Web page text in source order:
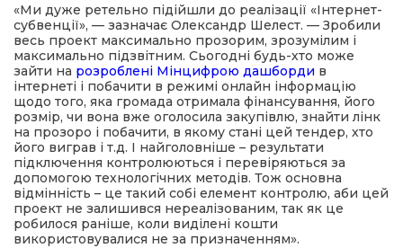
«Ми дуже ретельно підійшли до реалізації «Інтернет-
субвенції», — зазначає Олександр Шелест. — Зробили
весь проект максимально прозорим, зрозумілим і
максимально підзвітним. Сьогодні будь-хто може
зайти на розроблені Мінцифрою дашборди в
інтернеті і побачити в режимі онлайн інформацію
щодо того, яка громада отримала фінансування, його
розмір, чи вона вже оголосила закупівлю, знайти лінк
на прозоро і побачити, в якому стані цей тендер, хто
його виграв і т.д. І найголовніше – результати
підключення контролюються і перевіряються за
допомогою технологічних методів. Тож основна
відмінність – це такий собі елемент контролю, аби цей
проект не залишився нереалізованим, так як це
робилося раніше, коли виділені кошти
використовувалися не за призначенням».